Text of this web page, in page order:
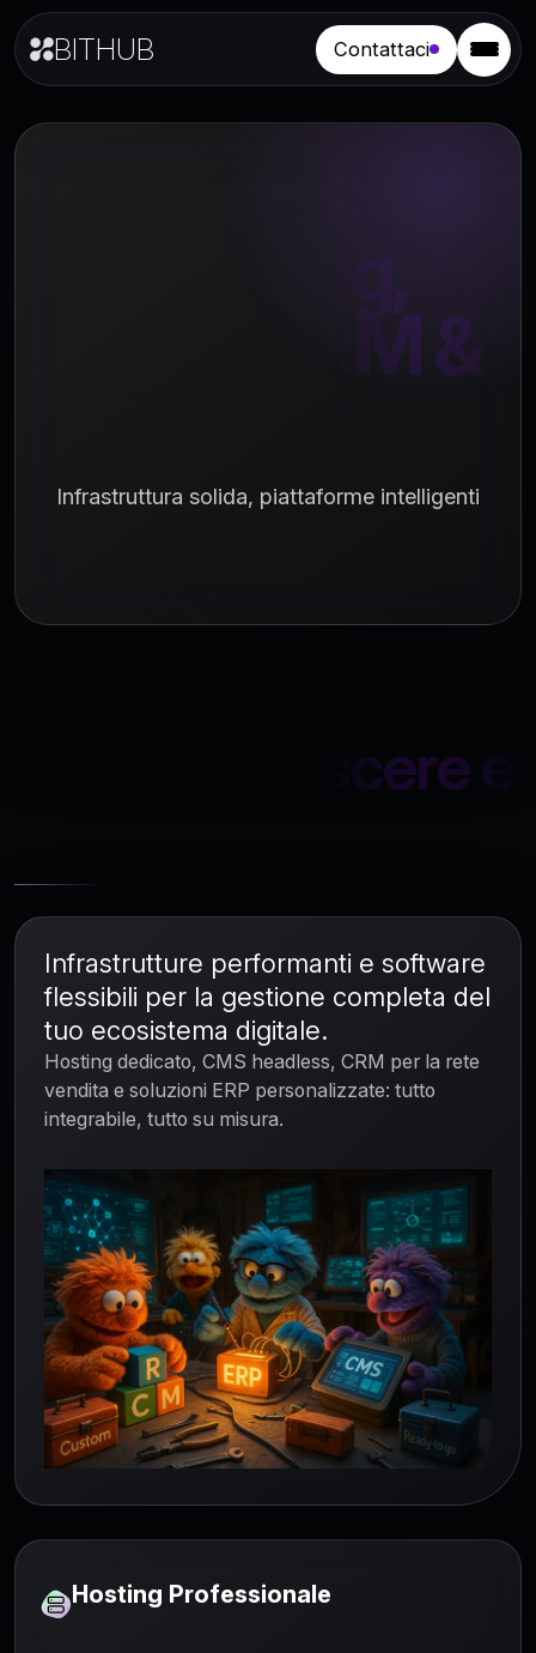
BITHUB Contattaci
Hosting,
CMS, CRM &
Infrastruttura solida, piattaforme intelligenti
Gestire, crescere e
Infrastrutture performanti e software
flessibili per la gestione completa del
tuo ecosistema digitale.
Hosting dedicato, CMS headless, CRM per la rete
vendita e soluzioni ERP personalizzate: tutto
integrabile, tutto su misura.
Hosting Professionale